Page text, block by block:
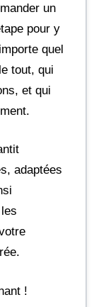
un
pour y
quel
tout, qui
et qui
adaptées
!